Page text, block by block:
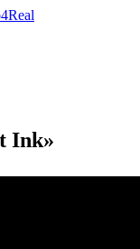
Ink»